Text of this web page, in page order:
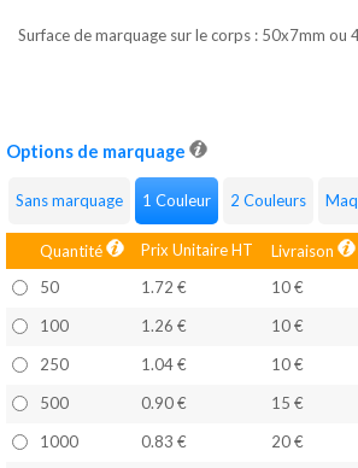
Surface de marquage sur le corps : 50x7mm ou
Options de marquage
Sans marquage 1 Couleur 2 Couleurs
Quantité Prix Unitaire HT Livraison
50
1.72 € 10 €
100
1.26 € 10 €
250
1.04 € 10 €
500
0.90 € 15 €
1000
0.83 € 20 €